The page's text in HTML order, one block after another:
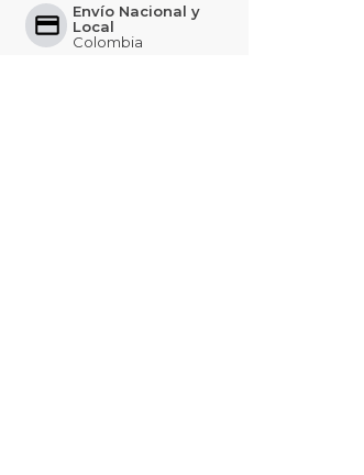
Envío Nacional y
Local
Colombia